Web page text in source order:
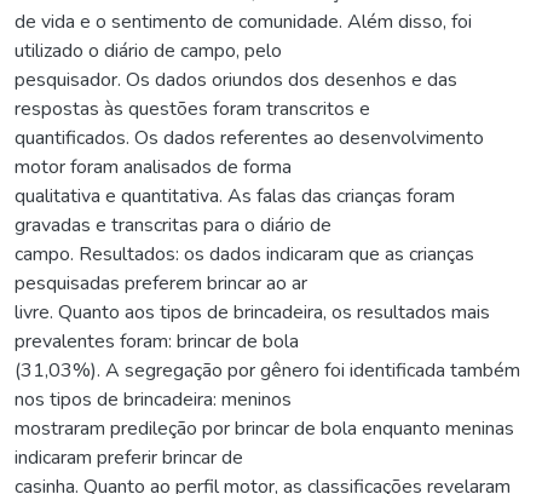
de vida e o sentimento de comunidade. Além disso, foi
utilizado o diário de campo, pelo
pesquisador. Os dados oriundos dos desenhos e das
respostas às questões foram transcritos e
quantificados. Os dados referentes ao desenvolvimento
motor foram analisados de forma
qualitativa e quantitativa. As falas das crianças foram
gravadas e transcritas para o diário de
campo. Resultados: os dados indicaram que as crianças
pesquisadas preferem brincar ao ar
livre. Quanto aos tipos de brincadeira, os resultados mais
prevalentes foram: brincar de bola
(31,03%). A segregação por gênero foi identificada também
nos tipos de brincadeira: meninos
mostraram predileção por brincar de bola enquanto meninas
indicaram preferir brincar de
casinha. Quanto ao perfil motor, as classificações revelaram